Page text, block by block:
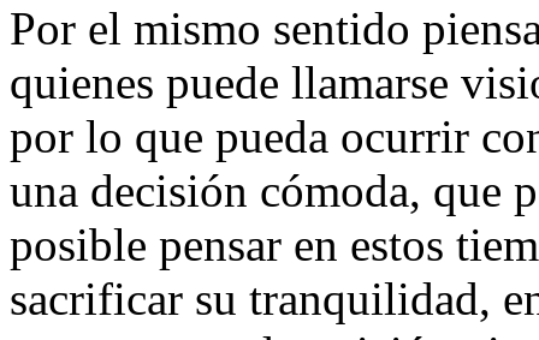
Por el mismo sentido
quienes puede llamarse
por lo que pueda ocurrir
una decisión cómoda, que
posible pensar en estos
sacrificar su tranquilidad,